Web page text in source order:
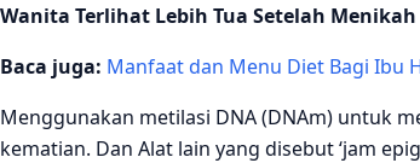
Wanita Terlihat Lebih Tua Setelah
Baca juga: Manfaat dan Menu Diet Bagi Ibu
Menggunakan metilasi DNA (DNAm) untuk
kematian. Dan Alat lain yang disebut ‘jam